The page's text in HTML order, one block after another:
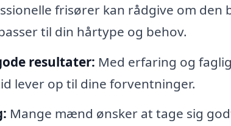
frisører kan rådgive om den
til din hårtype og behov.
resultater: Med erfaring og
lever op til dine forventninger.
Mange mænd ønsker at tage sig